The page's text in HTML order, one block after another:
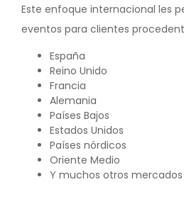
Este enfoque internacional les
eventos para clientes
España
Reino Unido
Francia
Alemania
Países Bajos
Estados Unidos
Países nórdicos
Oriente Medio
Y muchos otros